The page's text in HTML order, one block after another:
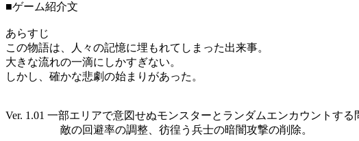
■ゲーム紹介文
あらすじ
この物語は、人々の記憶に埋もれてしまった出来事。
大きな流れの一滴にしかすぎない。
しかし、確かな悲劇の始まりがあった。
Ver. 1.01 一部エリアで意図せぬモンスターとランダムエンカウントする
敵の回避率の調整、彷徨う兵士の暗闇攻撃の削除。